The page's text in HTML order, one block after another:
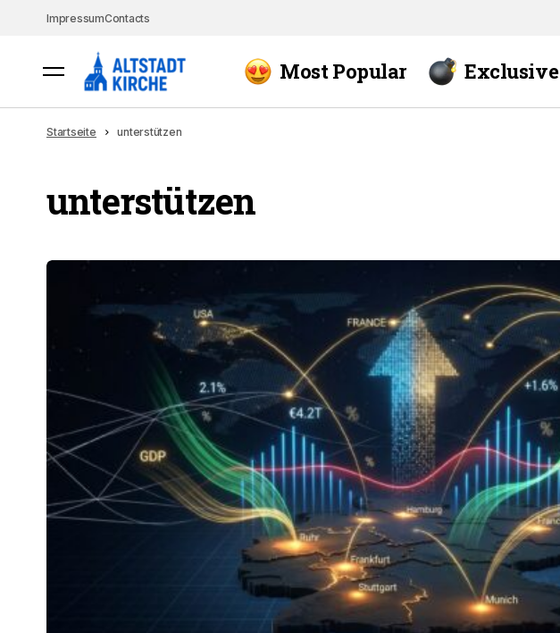
ImpressumContacts
Most Popular Exclusive
Startseite unterstützen
unterstützen